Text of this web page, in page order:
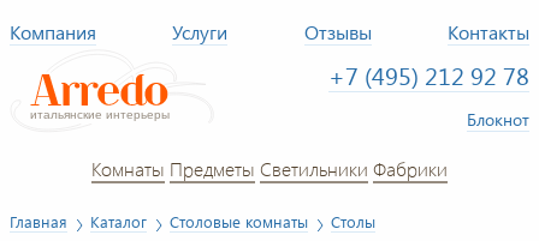
Компания Услуги Отзывы Контакты
+7 (495) 212 92 78
Блокнот
Комнаты Предметы Светильники Фабрики
Главная Каталог Столовые комнаты Столы